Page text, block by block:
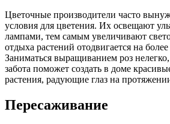
Цветочные производители часто
условия для цветения. Их освещают
лампами, тем самым увеличивают
отдыха растений отодвигается на
Заниматься выращиванием роз
забота поможет создать в доме
растения, радующие глаз на
Пересаживание